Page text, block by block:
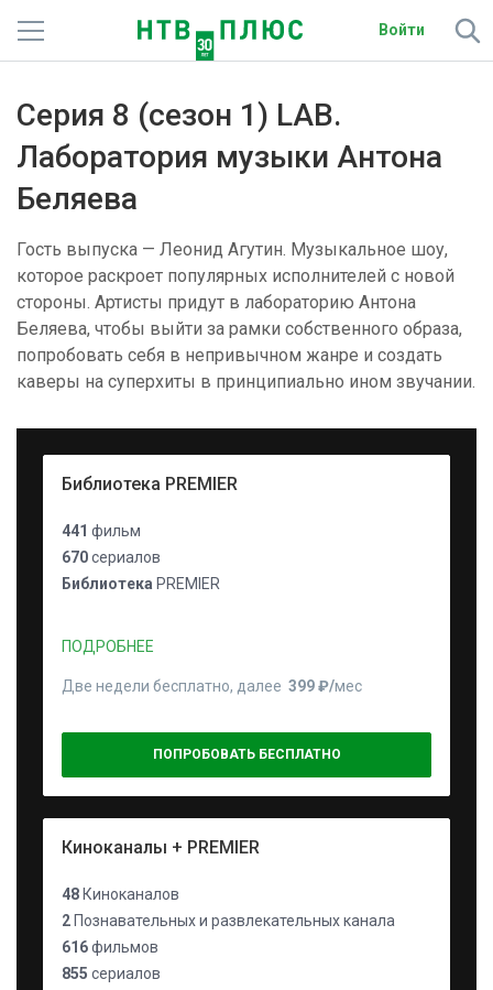
Войти
Фильмы и сериалы
Спорт
Подписки
Радио
Спутниковым абонентам
О сайте
Серия 8 (сезон 1) LAB.
Лаборатория музыки Антона
Беляева
Гость выпуска — Леонид Агутин. Музыкальное шоу,
которое раскроет популярных исполнителей с новой
стороны. Артисты придут в лабораторию Антона
Беляева, чтобы выйти за рамки собственного образа,
попробовать себя в непривычном жанре и создать
каверы на суперхиты в принципиально ином звучании.
Библиотека PREMIER
441 фильм
670сериалов
Библиотека PREMIER
ПОДРОБНЕЕ
Две недели бесплатно, далее 399 ₽⁠/⁠мес
ПОПРОБОВАТЬ БЕСПЛАТНО
Киноканалы + PREMIER
48 Киноканалов
2 Познавательных и развлекательных канала
616фильмов
855 сериалов